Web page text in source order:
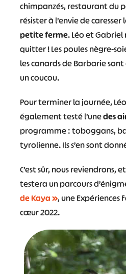
chimpanzés, restaurant du
résister à l’envie de caresser
petite ferme. Léo et Gabriel
quitter ! Les poules nègre-
les canards de Barbarie sont
un coucou.
Pour terminer la journée,
également testé l’unedes
programme : toboggans,
tyrolienne. Ils s’en sont
C’est sûr, nous reviendrons,
testera un parcours
de Kaya », une Expériences
cœur 2022.